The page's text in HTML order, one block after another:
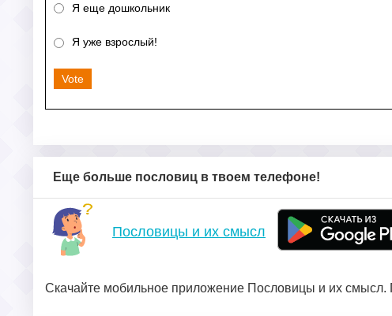
Я еще дошкольник
Я уже взрослый!
Vote
Еще больше пословиц в твоем телефоне!
Пословицы и их смысл
Скачайте мобильное приложение Пословицы и их